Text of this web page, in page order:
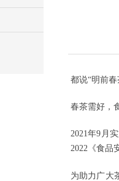
都说“明前
春茶需好，
2021年9月
2022《食品
为助力广大